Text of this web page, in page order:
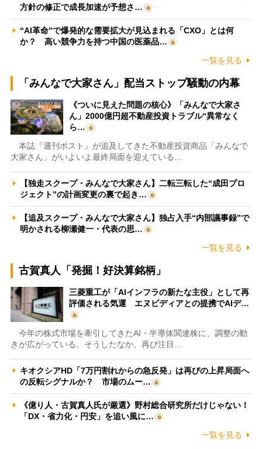
方針の修正で成長加速が予想さ…
“AI革命”で爆発的な需要拡大が見込まれる「CXO」とは何
か？ 高い競争力を持つ中国の医薬品…
一覧を見る
「みんなで大家さん」配当ストップ騒動の内幕
《ついに見えた問題の核心》「みんなで大家さ
ん」2000億円超不動産投資トラブル“異常なく
ら…
本誌『週刊ポスト』が追及してきた不動産投資商品「みんなで
大家さん」がいよいよ最終局面を迎えている…
【独走スクープ・みんなで大家さん】二転三転した“成田プロ
ジェクト”の計画変更の裏で起き…
【追及スクープ・みんなで大家さん】独占入手“内部議事録”で
明かされる柳瀬健一・代表の思…
一覧を見る
古賀真人「発掘！好決算銘柄」
三菱重工が「AIインフラの新たな主役」として再
評価される気運 エヌビディアとの提携でAIデ…
今年の株式市場を牽引してきたAI・半導体関連株に、調整の動
きが広がっている。そうしたなか、再び注目…
キオクシアHD「7万円割れからの急反発」は再びの上昇局面へ
の反転シグナルか？ 市場のムー…
《億り人・古賀真人氏が厳選》野村総合研究所だけじゃない！
「DX・省力化・円安」を追い風に…
一覧を見る